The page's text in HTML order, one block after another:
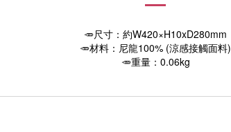
🥕尺寸：約W420×H10xD280mm
🥕材料：尼龍100% (涼感接觸面料)
🥕重量：0.06kg